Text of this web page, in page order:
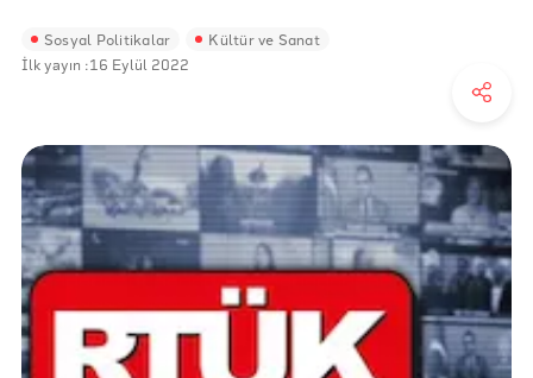
Sosyal Politikalar Kültür ve Sanat
İlk yayın :16 Eylül 2022